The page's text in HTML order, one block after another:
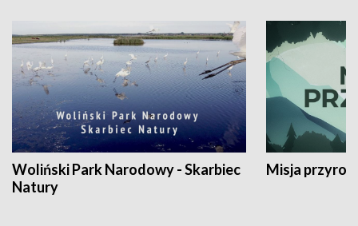
Woliński Park Narodowy - Skarbiec
Natury
Misja